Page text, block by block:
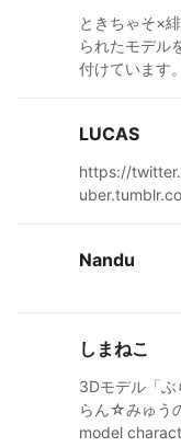
ときちゃそ×
られたモデル
付けています
LUCAS
https://
Nandu
しまねこ
3Dモデル「
らん☆みゅう
model